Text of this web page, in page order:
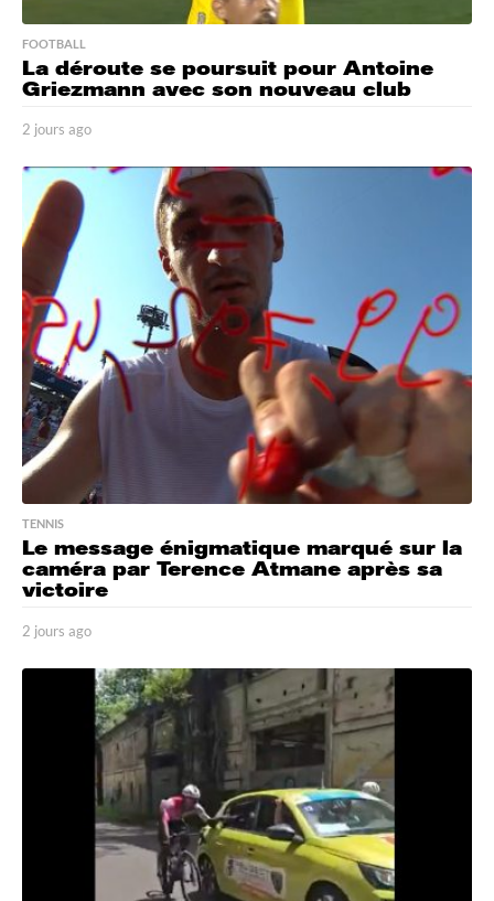
FOOTBALL
La déroute se poursuit pour Antoine
Griezmann avec son nouveau club
2 jours ago
o
o
TENNIS
Le message énigmatique marqué sur la
caméra par Terence Atmane après sa
victoire
2 jours ago
o
u
r
s
a
o